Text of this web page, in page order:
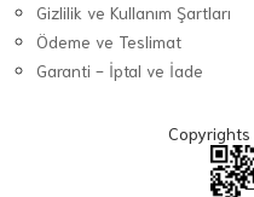
Gizlilik ve Kullanım Şartları
Ödeme ve Teslimat
Garanti - İptal ve İade